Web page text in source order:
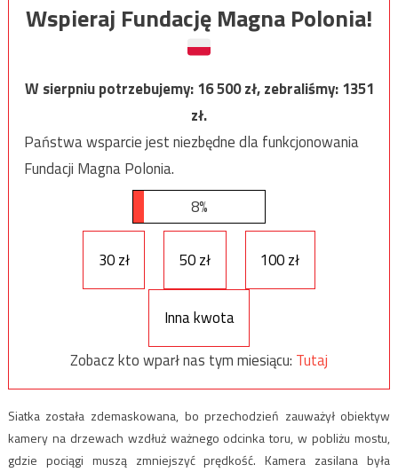
Wspieraj Fundację Magna Polonia!
W sierpniu potrzebujemy:16 500zł, zebraliśmy:1351
zł.
Państwa wsparcie jest niezbędne dla funkcjonowania
Fundacji Magna Polonia.
8%
30 zł 50 zł 100 zł
Inna kwota
Zobacz kto wparł nas tym miesiącu: Tutaj
Siatka została zdemaskowana, bo przechodzień zauważył obiektyw
kamery na drzewach wzdłuż ważnego odcinka toru, w pobliżu mostu,
gdzie pociągi muszą zmniejszyć prędkość. Kamera zasilana była